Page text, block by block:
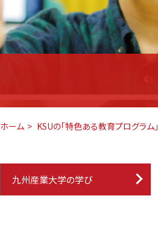
ホーム KSUの「特色ある教育プログラム」
九州産業大学の学び